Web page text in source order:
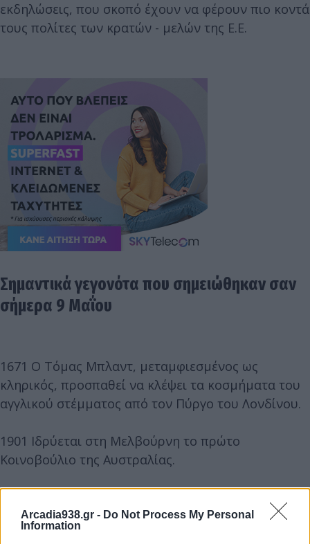
Arcadia938.gr - Do Not Process My Personal
Information
εκδηλώσεις, που σκοπό έχουν να φέρουν πιο κοντά
τους πολίτες των κρατών - μελών της Ε.Ε.
Σημαντικά γεγονότα που σημειώθηκαν σαν
σήμερα 9 Μαΐου
1671 Ο Τόμας Μπλαντ, μεταμφιεσμένος ως
κληρικός, προσπαθεί να κλέψει τα κοσμήματα του
αγγλικού στέμματος από τον Πύργο του Λονδίνου.
1901 Ιδρύεται στη Μελβούρνη το πρώτο
Κοινοβούλιο της Αυστραλίας.
στη Θεσσαλονίκη οι αστυνομικές δυνάμεις και ο
στρατός αναλαμβάνουν μια επιχείρηση